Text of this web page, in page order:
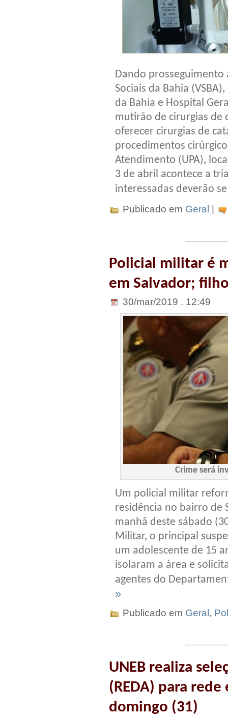
Dando prosseguimento
Sociais da Bahia
da Bahia e Hospital
mutirão de cirurgias de
oferecer cirurgias de
procedimentos
Atendimento (UPA),
3 de abril acontece a
interessadas deverão
Publicado em Geral |
Policial militar é
em Salvador;
30/mar/2019 . 12:49
Crime será
Um policial militar
residência no bairro de
manhã deste sábado
Militar, o principal
um adolescente de 15
isolaram a área e
agentes do
»
Publicado em Geral ,
UNEB realiza
(REDA) para
domingo (31)